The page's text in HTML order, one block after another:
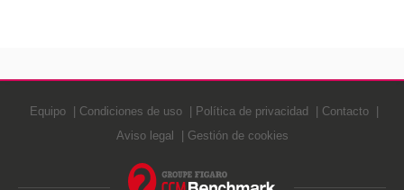
Equipo Condiciones de uso Política de privacidad
Contacto
Aviso legal
Gestión de cookies